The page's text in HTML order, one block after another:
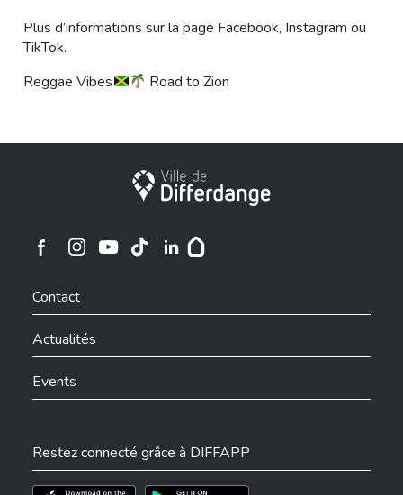
Plus d’informations sur la page Facebook, Instagram ou
TikTok.
Reggae Vibes
Road to Zion
Ville de Differdange
Ville de Differdange sur Instagram
Contact
Actualités
Events
Restez connecté grâce à DIFFAPP